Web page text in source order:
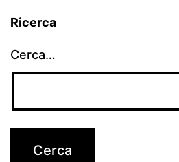
Ricerca
Cerca…